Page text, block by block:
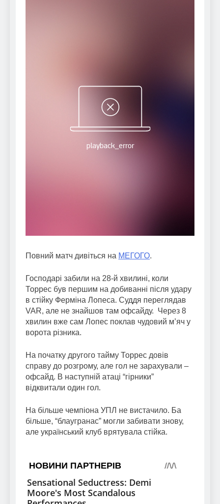
Повний матч дивіться на МЕГОГО.
Господарі забили на 28-й хвилині, коли
Торрес був першим на добиванні після удару
в стійку Ферміна Лопеса. Суддя переглядав
VAR, але не знайшов там офсайду. Через 8
хвилин вже сам Лопес поклав чудовий м’яч у
ворота різника.
На початку другого тайму Торрес довів
справу до розгрому, але гол не зарахували –
офсайд. В наступній атаці “гірники”
відквитали один гол.
На більше чемпіона УПЛ не вистачило. Ба
більше, “блаугранас” могли забивати знову,
але український клуб врятувала стійка.